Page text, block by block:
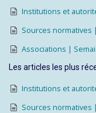
Institutions et
Sources normatives
Associations |
Les articles les plus
Institutions et
Sources normatives